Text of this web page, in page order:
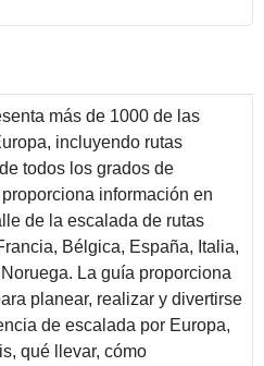
más de 1000 de las
incluyendo rutas
todos los grados de
información en
de la escalada de rutas
Bélgica, España, Italia,
La guía proporciona
planear, realizar y divertirse
de escalada por Europa,
qué llevar, cómo